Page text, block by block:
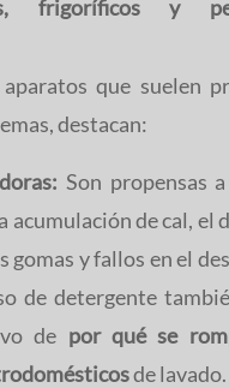
frigoríficos y
que suelen
destacan:
Son propensas
acumulación de cal, el
gomas y fallos en el
de detergente
de por qué se
de lavado.